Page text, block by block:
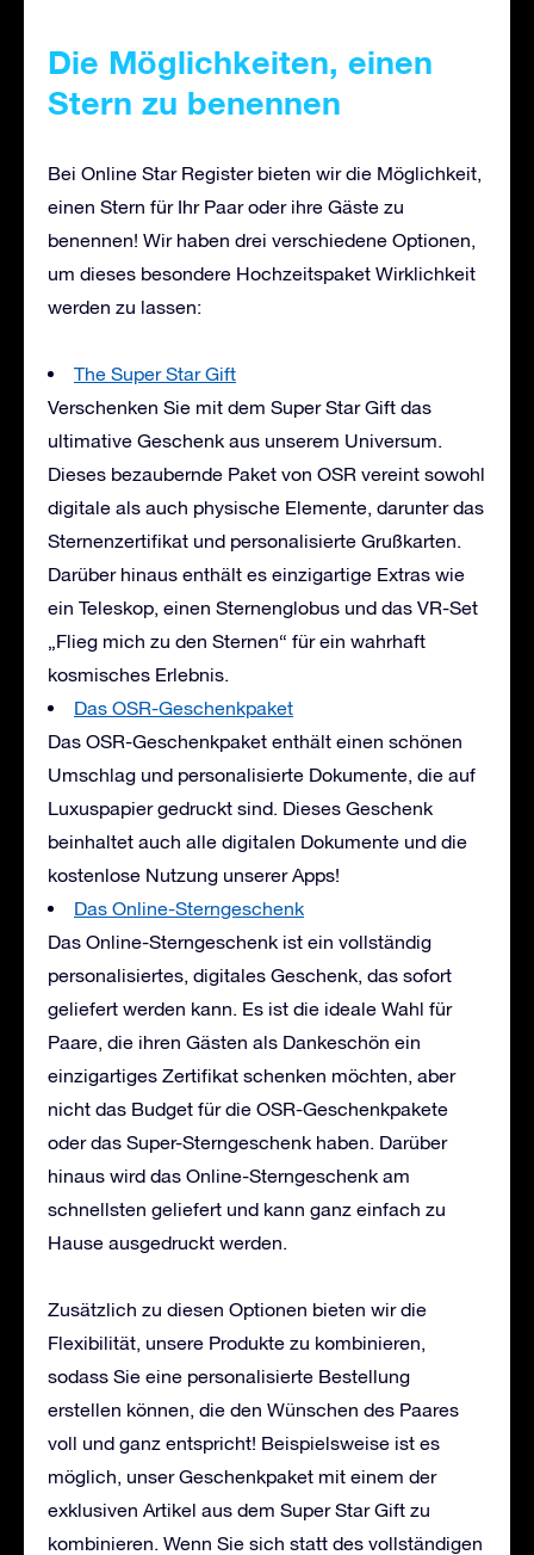
Die Möglichkeiten, einen
Stern zu benennen
Bei Online Star Register bieten wir die Möglichkeit,
einen Stern für Ihr Paar oder ihre Gäste zu
benennen! Wir haben drei verschiedene Optionen,
um dieses besondere Hochzeitspaket Wirklichkeit
werden zu lassen:
The Super Star Gift
Verschenken Sie mit dem Super Star Gift das
ultimative Geschenk aus unserem Universum.
Dieses bezaubernde Paket von OSR vereint sowohl
digitale als auch physische Elemente, darunter das
Sternenzertifikat und personalisierte Grußkarten.
Darüber hinaus enthält es einzigartige Extras wie
ein Teleskop, einen Sternenglobus und das VR-Set
„Flieg mich zu den Sternen“ für ein wahrhaft
kosmisches Erlebnis.
Das OSR-Geschenkpaket
Das OSR-Geschenkpaket enthält einen schönen
Umschlag und personalisierte Dokumente, die auf
Luxuspapier gedruckt sind. Dieses Geschenk
beinhaltet auch alle digitalen Dokumente und die
kostenlose Nutzung unserer Apps!
Das Online-Sterngeschenk
Das Online-Sterngeschenk ist ein vollständig
personalisiertes, digitales Geschenk, das sofort
geliefert werden kann. Es ist die ideale Wahl für
Paare, die ihren Gästen als Dankeschön ein
einzigartiges Zertifikat schenken möchten, aber
nicht das Budget für die OSR-Geschenkpakete
oder das Super-Sterngeschenk haben. Darüber
hinaus wird das Online-Sterngeschenk am
schnellsten geliefert und kann ganz einfach zu
Hause ausgedruckt werden.
Zusätzlich zu diesen Optionen bieten wir die
Flexibilität, unsere Produkte zu kombinieren,
sodass Sie eine personalisierte Bestellung
erstellen können, die den Wünschen des Paares
voll und ganz entspricht! Beispielsweise ist es
möglich, unser Geschenkpaket mit einem der
exklusiven Artikel aus dem Super Star Gift zu
kombinieren. Wenn Sie sich statt des vollständigen